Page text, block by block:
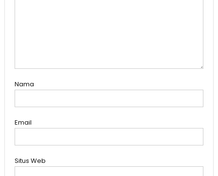
Nama
Email
Situs Web